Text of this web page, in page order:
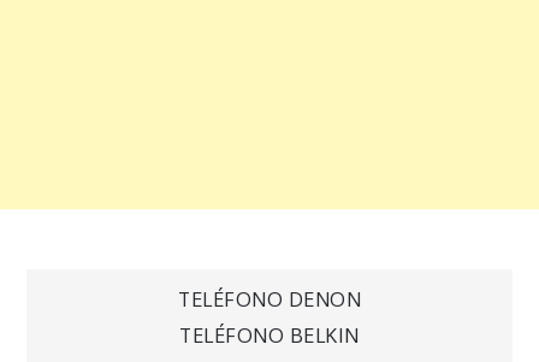
Navegación
TELÉFONO DENON
TELÉFONO BELKIN